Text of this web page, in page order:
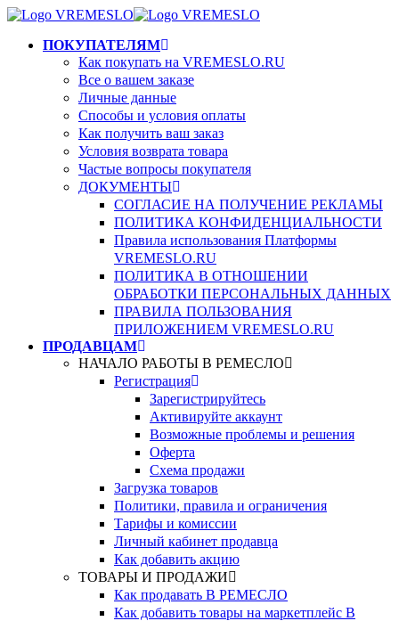
ПОКУПАТЕЛЯМ
Как покупать на VREMESLO.RU
Все о вашем заказе
Личные данные
Способы и условия оплаты
Как получить ваш заказ
Условия возврата товара
Частые вопросы покупателя
ДОКУМЕНТЫ
СОГЛАСИЕ НА ПОЛУЧЕНИЕ РЕКЛАМЫ
ПОЛИТИКА КОНФИДЕНЦИАЛЬНОСТИ
Правила использования Платформы
VREMESLO.RU
ПОЛИТИКА В ОТНОШЕНИИ
ОБРАБОТКИ ПЕРСОНАЛЬНЫХ ДАННЫХ
ПРАВИЛА ПОЛЬЗОВАНИЯ
ПРИЛОЖЕНИЕМ VREMESLO.RU
ПРОДАВЦАМ
НАЧАЛО РАБОТЫ В РЕМЕСЛО
Регистрация
Зарегистрируйтесь
Активируйте аккаунт
Возможные проблемы и решения
Оферта
Схема продажи
Загрузка товаров
Политики, правила и ограничения
Тарифы и комиссии
Личный кабинет продавца
Как добавить акцию
ТОВАРЫ И ПРОДАЖИ
Как продавать В РЕМЕСЛО
Как добавить товары на маркетплейс В